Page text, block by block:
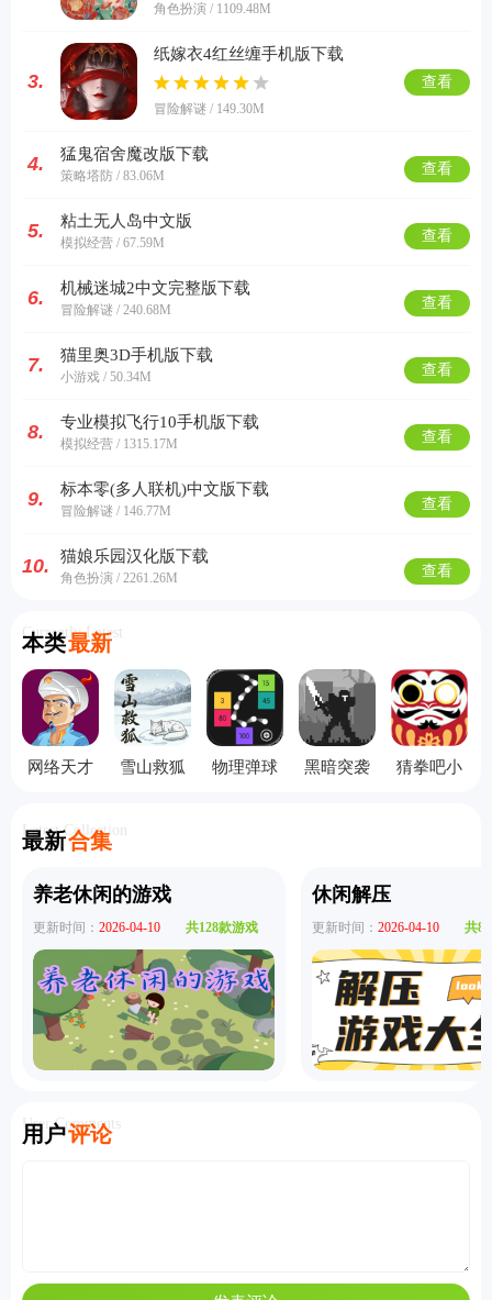
角色扮演 / 1109.48M
3.
纸嫁衣4红丝缠手机版下载
冒险解谜 / 149.30M
查看
4. 猛鬼宿舍魔改版下载
策略塔防 / 83.06M 查看
5. 粘土无人岛中文版
模拟经营 / 67.59M 查看
6. 机械迷城2中文完整版下载
冒险解谜 / 240.68M 查看
7. 猫里奥3D手机版下载
小游戏 / 50.34M 查看
8. 专业模拟飞行10手机版下载
模拟经营 / 1315.17M 查看
9. 标本零(多人联机)中文版下载
冒险解谜 / 146.77M 查看
10. 猫娘乐园汉化版下载
角色扮演 / 2261.26M 查看
本类最新
Currently Latest
网络天才
雪山救狐
物理弹球
黑暗突袭
猜拳吧小
最新合集
Latest Collection
养老休闲的游戏
更新时间： 2026-04-10 共128款游戏
休闲解压
更新时间： 2026-04-10 共
用户评论
User Comments